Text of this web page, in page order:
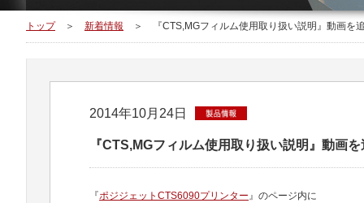
トップ ＞ 新着情報 ＞ 『CTS,MGフィルム使用取り扱い説明』動画を
2014年10月24日
『CTS,MGフィルム使用取り扱い説明』動画
『ポジジェットCTS6090プリンター』のページ内に